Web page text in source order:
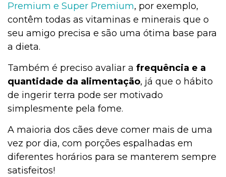
Premium e Super Premium, por exemplo,
contêm todas as vitaminas e minerais que o
seu amigo precisa e são uma ótima base para
a dieta.
Também é preciso avaliar a frequência e a
quantidade da alimentação, já que o hábito
de ingerir terra pode ser motivado
simplesmente pela fome.
A maioria dos cães deve comer mais de uma
vez por dia, com porções espalhadas em
diferentes horários para se manterem sempre
satisfeitos!